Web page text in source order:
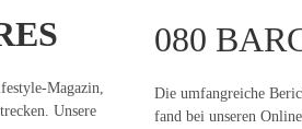
Magazin,
Unsere
080
Die umfangreiche
fand bei unseren